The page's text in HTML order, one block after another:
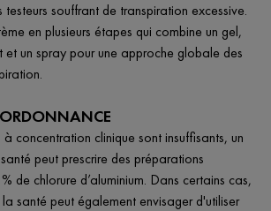
testeurs souffrant de transpiration excessive.
en plusieurs étapes qui combine un gel,
et un spray pour une approche globale des
à concentration clinique sont insuffisants, un
peut prescrire des préparations
de chlorure d’aluminium. Dans certains cas,
santé peut également envisager d'utiliser